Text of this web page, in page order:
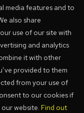
PRYWATNOŚCI
media features and to
also share
use of our site with
and analytics
it with other
provided to them
from your use of
to our cookies if
website. Find out